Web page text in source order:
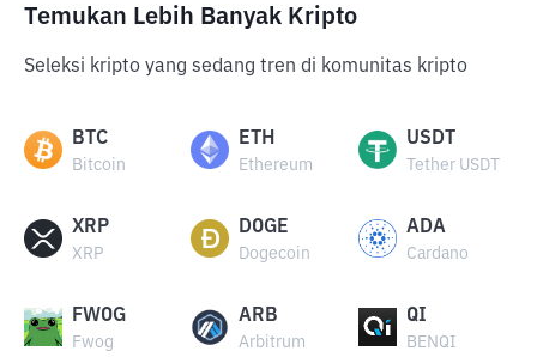
Temukan Lebih Banyak Kripto
Seleksi kripto yang sedang tren di komunitas kripto
BTC
Bitcoin
ETH
Ethereum
USDT
Tether USDT
XRP
XRP
DOGE
Dogecoin
ADA
Cardano
FWOG
Fwog
ARB
Arbitrum
QI
BENQI